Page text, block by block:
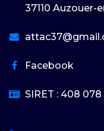
37110 Auzouer-
Facebook
SIRET : 408